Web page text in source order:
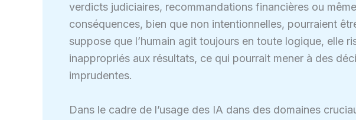
verdicts judiciaires, recommandations financières ou
conséquences, bien que non intentionnelles, pourraient
suppose que l’humain agit toujours en toute logique, elle
inappropriés aux résultats, ce qui pourrait mener à des
imprudentes.
Dans le cadre de l’usage des IA dans des domaines